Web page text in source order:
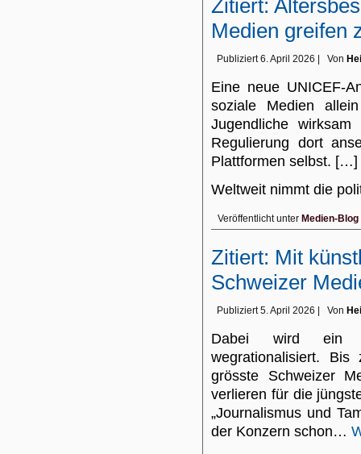
Zitiert:
Medien greifen
Publiziert 6. April 2026 Von
Eine neue UNICEF-
soziale Medien
Jugendliche
Regulierung dort
Plattformen selbst. […]
Weltweit nimmt die
Veröffentlicht unter Medien-Blog
Zitiert: Mit
Schweizer
Publiziert 5. April 2026 Von
Dabei wird ein
wegrationalisiert.
grösste Schweizer
verlieren für die
„Journalismus und
der Konzern schon…